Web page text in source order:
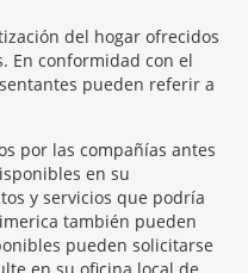
del hogar ofrecidos
En conformidad con el
pueden referir a
por las compañías antes
en su
y servicios que podría
también pueden
pueden solicitarse